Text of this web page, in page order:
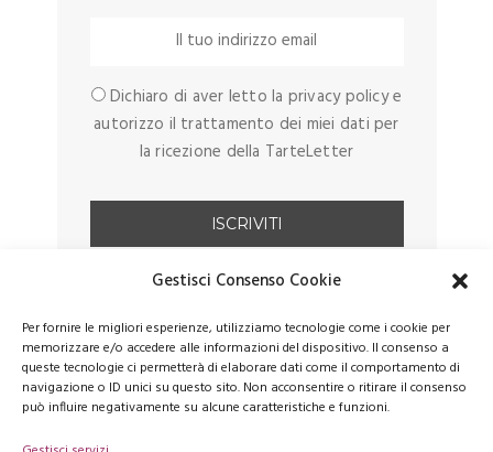
Gestisci Consenso Cookie
Per fornire le migliori esperienze, utilizziamo tecnologie come i cookie per
memorizzare e/o accedere alle informazioni del dispositivo. Il consenso a
queste tecnologie ci permetterà di elaborare dati come il comportamento di
navigazione o ID unici su questo sito. Non acconsentire o ritirare il consenso
può influire negativamente su alcune caratteristiche e funzioni.
Dichiaro di aver letto la privacy policy e
autorizzo il trattamento dei miei dati per
la ricezione della TarteLetter